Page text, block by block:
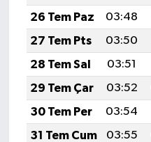
26 Tem Paz
03:48
27 Tem Pts
03:50
28 Tem Sal
03:51
29 Tem Çar
03:52
30 Tem Per
03:54
31 Tem Cum
03:55